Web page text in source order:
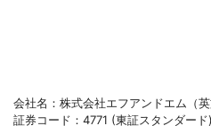
会社名：株式会社エフアンドエム（
証券コード：4771 (東証スタンダード)